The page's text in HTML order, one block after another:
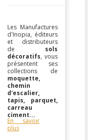
Les Manufactures
d'Inopia, éditeurs
et distributeurs
de sols
décoratifs, vous
présentent ses
collections de
moquette,
chemin
d'escalier,
tapis, parquet,
carreau
ciment...
En savoir
plus